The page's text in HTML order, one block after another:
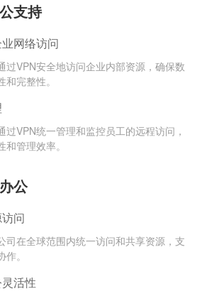
支持
网络访问
过VPN安全地访问企业内部资源，确保数
完整性。
过VPN统一管理和监控员工的远程访问，
和管理效率。
公
问
司在全球范围内统一访问和共享资源，支
。
活性